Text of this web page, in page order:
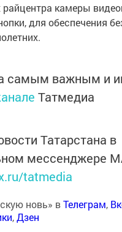
райцентра камеры
для обеспечения
самым важным и
Татмедиа
Татарстана в
мессенджере
tatmedia
новь» вТелеграм,
,Дзен